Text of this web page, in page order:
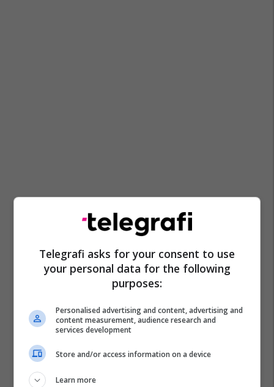
Gradec Malësi E Madhe
Telegrafi asks for your consent to use
your personal data for the following
purposes:
Personalised advertising and content, advertising and
content measurement, audience research and
services development
Store and/or access information on a device
Learn more